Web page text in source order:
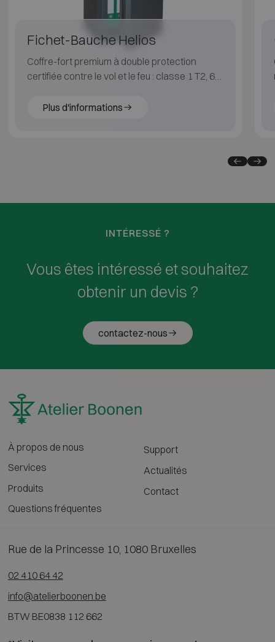
Fichet-Bauche Helios
Coffre-fort premium à double protection
certifiée contre le vol et le feu : classe 1 T2, 60
Plus d'informations
INTÉRESSÉ ?
Vous êtes intéressé et souhaitez
obtenir un devis ?
contactez-nous
À propos de nous
Services
Produits
Questions fréquentes
Support
Actualités
Contact
Rue de la Princesse 10, 1080 Bruxelles
02 410 64 42
info@atelierboonen.be
BTW BE0838 112 662